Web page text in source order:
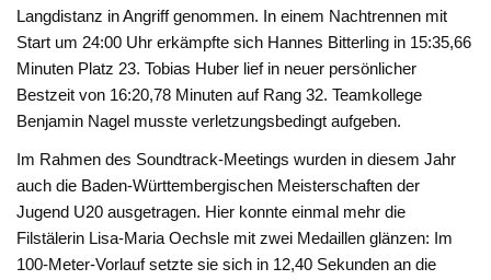
Langdistanz in Angriff genommen. In einem Nachtrennen mit
Start um 24:00 Uhr erkämpfte sich Hannes Bitterling in 15:35,66
Minuten Platz 23. Tobias Huber lief in neuer persönlicher
Bestzeit von 16:20,78 Minuten auf Rang 32. Teamkollege
Benjamin Nagel musste verletzungsbedingt aufgeben.
Im Rahmen des Soundtrack-Meetings wurden in diesem Jahr
auch die Baden-Württembergischen Meisterschaften der
Jugend U20 ausgetragen. Hier konnte einmal mehr die
Filstälerin Lisa-Maria Oechsle mit zwei Medaillen glänzen: Im
100-Meter-Vorlauf setzte sie sich in 12,40 Sekunden an die